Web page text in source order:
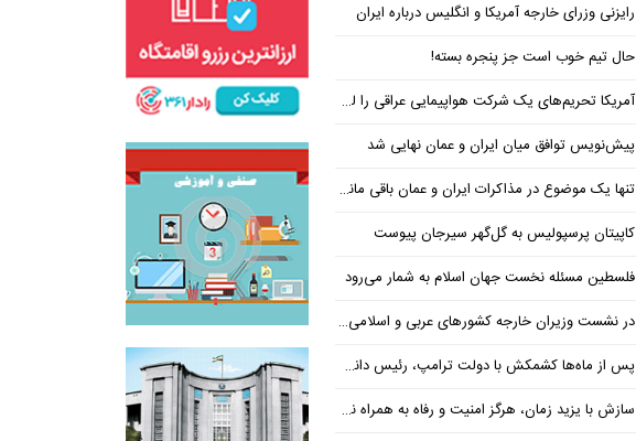
رایزنی وزرای خارجه آمریکا و انگلیس درباره ایران
حال تیم خوب است جز پنجره بسته!
آمریکا تحریم‌های یک شرکت هواپیمایی عراقی را لغو کرد
پیش‌نویس توافق میان ایران و عمان نهایی شد
تنها یک موضوع در مذاکرات ایران و عمان باقی مانده است
کاپیتان پرسپولیس به گل‌گهر سیرجان پیوست
فلسطین مسئله نخست جهان اسلام به شمار می‌رود
در نشست وزیران خارجه کشورهای عربی و اسلامی در امان چه گذشت؟
پس از ماه‌ها کشمکش با دولت ترامپ، رئیس دانشگاه براون کنار می‌رود
سازش با یزید زمان، هرگز امنیت و رفاه به همراه نداشته است